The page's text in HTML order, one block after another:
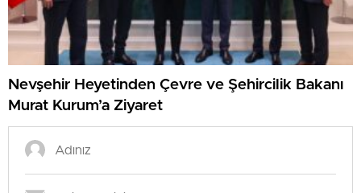
Nevşehir Heyetinden Çevre ve Şehircilik Bakanı
Murat Kurum’a Ziyaret